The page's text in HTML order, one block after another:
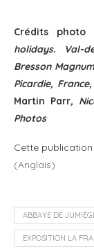
Crédits photo
holidays. Val-
Bresson
Picardie,
Martin Parr,
Photos
Cette
(Anglais)
ABBAYE DE
EXPOSITION LA